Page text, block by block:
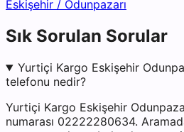
Eskişehir / Odunpazarı
Sık Sorulan Sorular
Yurtiçi Kargo Eskişehir
telefonu nedir?
Yurtiçi Kargo Eskişehir
numarası 02222280634.